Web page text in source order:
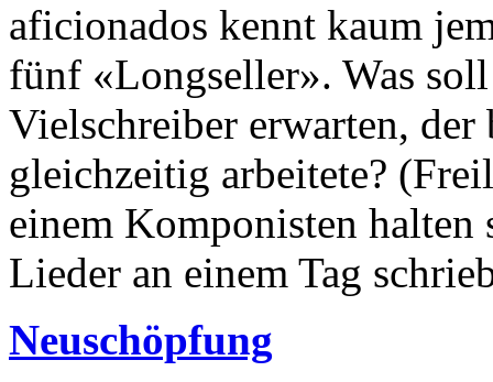
aficionados kennt kaum
fünf «Longseller». Was
Vielschreiber erwarten,
gleichzeitig arbeitete?
einem Komponisten
Lieder an einem Tag
Neuschöpfung